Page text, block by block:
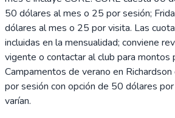
50 dólares al mes o 25 por sesión;
dólares al mes o 25 por visita. Las
incluidas en la mensualidad; conviene
vigente o contactar al club para montos
Campamentos de verano en
por sesión con opción de 50 dólares
varían.